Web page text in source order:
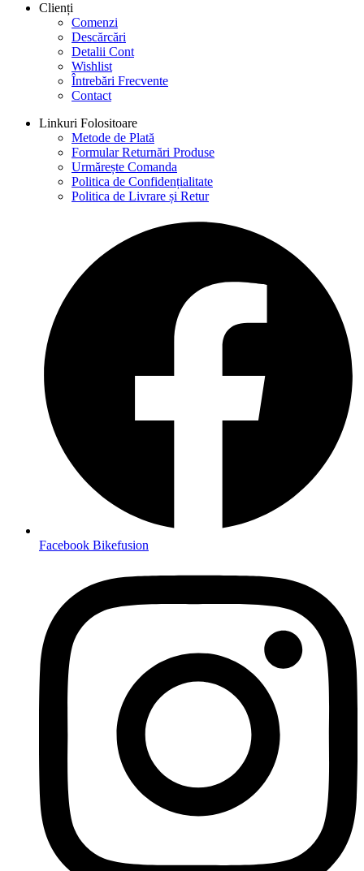
Clienți
Comenzi
Descărcări
Detalii Cont
Wishlist
Întrebări Frecvente
Contact
Linkuri Folositoare
Metode de Plată
Formular Returnări Produse
Urmărește Comanda
Politica de Confidențialitate
Politica de Livrare și Retur
Facebook Bikefusion